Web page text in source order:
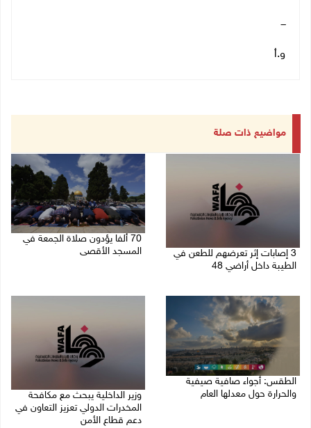
ـــ
و.أ
مواضيع ذات صلة
3 إصابات إثر تعرضهم للطعن في
الطيبة داخل أراضي 48
70 ألفا يؤدون صلاة الجمعة في
المسجد الأقصى
الطقس: أجواء صافية صيفية
والحرارة حول معدلها العام
وزير الداخلية يبحث مع مكافحة
المخدرات الدولي تعزيز التعاون في
دعم قطاع الأمن